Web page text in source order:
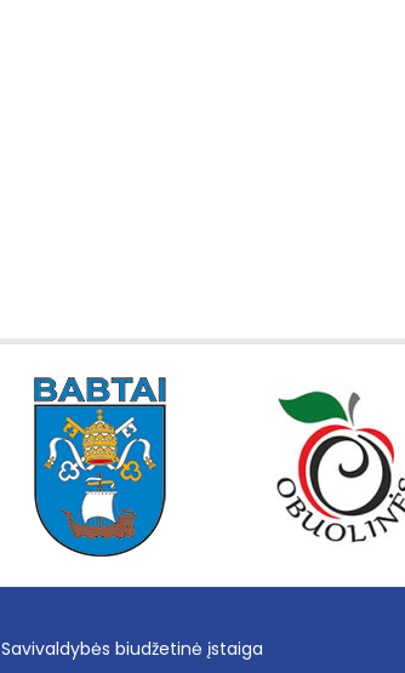
Savivaldybės biudžetinė įstaiga